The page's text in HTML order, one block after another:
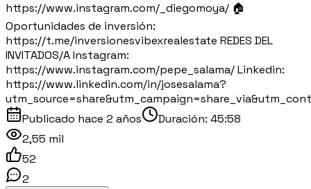
https://www.instagram.com/_diegomoya/ 🏠
Oportunidades de inversión:
https://t.me/inversionesvibexrealestate REDES DEL
INVITADOS/A Instagram:
https://www.instagram.com/pepe_salama/ Linkedin:
https://www.linkedin.com/in/josesalama?
Publicado hace 2 años Duración: 45:58
2,55 mil
52
2